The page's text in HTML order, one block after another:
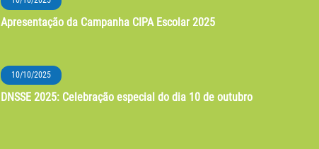
Apresentação da Campanha CIPA Escolar 2025
10/10/2025
DNSSE 2025: Celebração especial do dia 10 de outubro